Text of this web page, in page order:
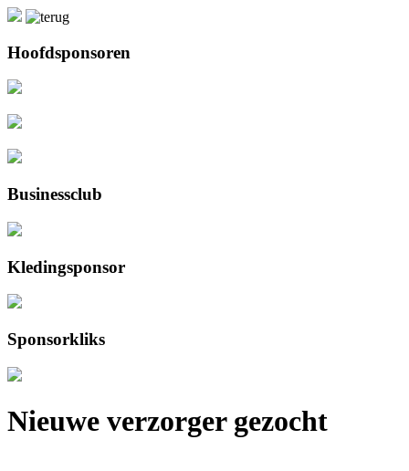
Hoofdsponsoren
Businessclub
Kledingsponsor
Sponsorkliks
Nieuwe verzorger gezocht